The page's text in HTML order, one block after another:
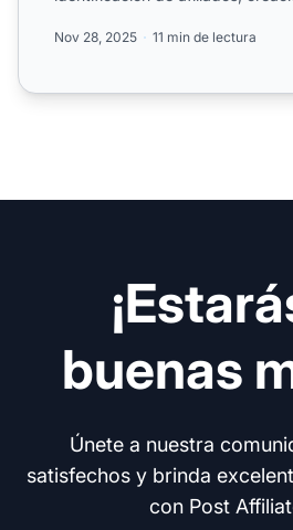
Nov 28, 2025 11 min de lectura
buenas
Únete a nuestra
satisfechos y brinda
con Post